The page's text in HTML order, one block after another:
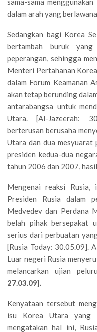
sama-sama
dalam arah yang
Sedangkan bagi Korea
bertambah buruk yang
peperangan, sehingga
Menteri Pertahanan
dalam Forum Keamanan
akan tetap berunding
antarabangsa untuk
Utara. [Al-Jazeerah:
berterusan berusaha
Utara dan dua
presiden kedua-dua
tahun 2006 dan 2007,
Mengenai reaksi
Presiden Rusia dalam
Medvedev dan Perdana
belah pihak bersepakat
serius dari perbuatan
[Rusia Today: 30.05.09].
Luar negeri Rusia
melancarkan ujian
27.03.09].
Kenyataan tersebut
isu Korea Utara yang
mengatakan hal ini,